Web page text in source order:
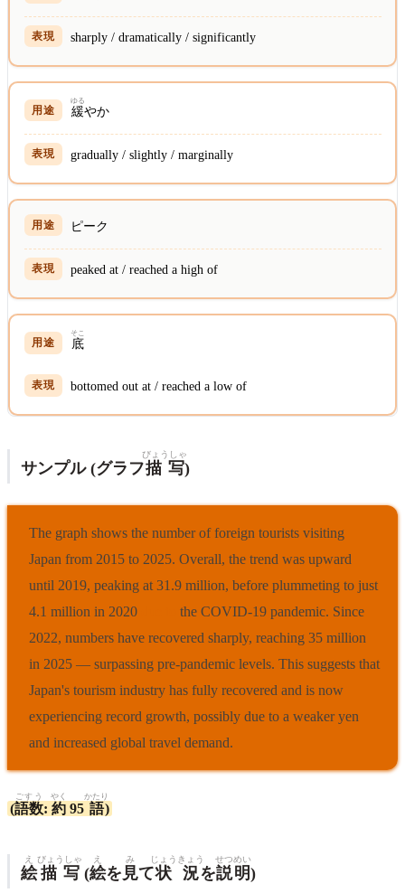
sharply / dramatically / significantly
緩
ゆる
やか
gradually / slightly / marginally
ピーク
peaked at / reached a high of
底
そこ
bottomed out at / reached a low of
サンプル (グラフ描写
びょうしゃ
)
The graph shows the number of foreign tourists visiting
Japan from 2015 to 2025. Overall, the trend was upward
until 2019, peaking at 31.9 million, before plummeting to just
4.1 million in 2020
the COVID-19 pandemic. Since
2022, numbers have recovered sharply, reaching 35 million
in 2025 — surpassing pre-pandemic levels. This suggests that
Japan's tourism industry has fully recovered and is now
experiencing record growth, possibly due to a weaker yen
and increased global travel demand.
(語数
ごすう
: 約
やく
95 語
かたり
)
絵
え
描写
びょうしゃ
(絵
え
を 見
み
て状況
じょうきょう
を説明
せつめい
)